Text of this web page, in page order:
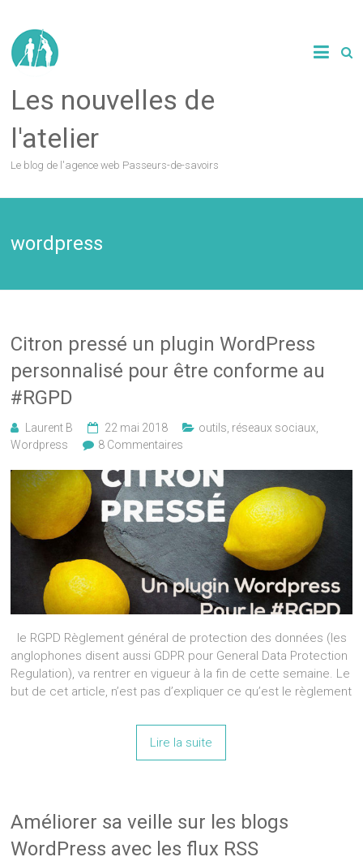
Les nouvelles de
l'atelier
Le blog de l'agence web Passeurs-de-savoirs
wordpress
Citron pressé un plugin WordPress
personnalisé pour être conforme au
#RGPD
Laurent B 22 mai 2018 outils réseaux sociaux
Wordpress
8 Commentaires
le RGPD Règlement général de protection des données (les
anglophones disent aussi GDPR pour General Data Protection
Regulation), va rentrer en vigueur à la fin de cette semaine. Le
but de cet article, n’est pas d’expliquer ce qu’est le règlement
Lire la suite
Améliorer sa veille sur les blogs
WordPress avec les flux RSS